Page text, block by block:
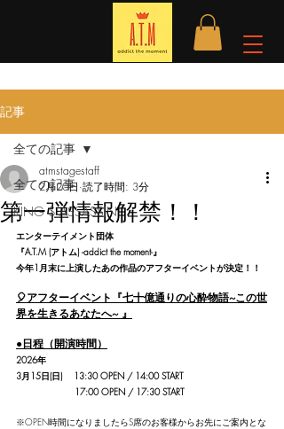
記事
全ての記事
KING $ ASSASSIN
全ての記事
第一弾情報解禁！！
atmstagestaff
2月20日 読了時間: 3分
エンターテイメント団体
『A.T.M (アトム) -addict the moment-』
今年1月末に上演したあの作品のアフターイベントが決定！！
🎈アフターイベント『七十億通りの心酔物語~この世
界を生きるあなたへ~ 』
●日程（開演時間）
2026年
3月15日(日)　 13:30 OPEN / 14:00 START
17:00 OPEN / 17:30 START
​※OPEN時間になりましたらS席のお客様からお先にご案内とな